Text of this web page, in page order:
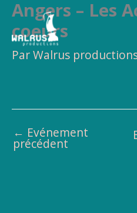
Aller
au
contenu
Angers – Les
coeurs
ParWalrus
← Evénement
précédent